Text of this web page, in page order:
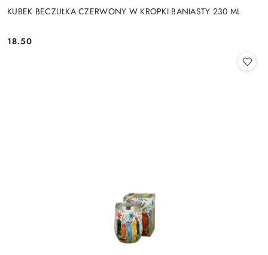
KUBEK BECZUŁKA CZERWONY W KROPKI BANIASTY 230 ML
Cena:
18.50